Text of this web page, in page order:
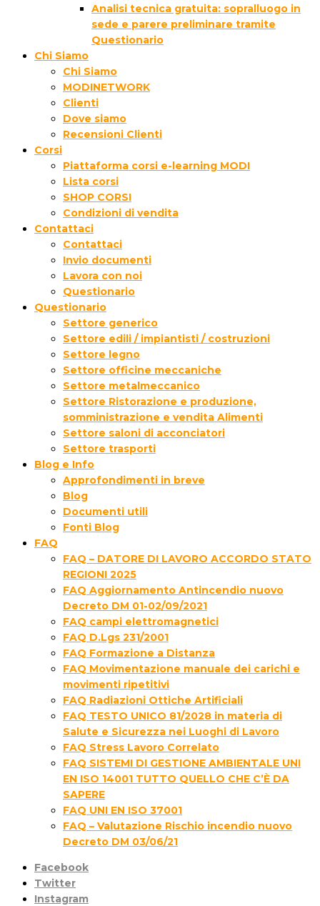
Analisi tecnica gratuita: sopralluogo in
sede e parere preliminare tramite
Questionario
Chi Siamo
Chi Siamo
MODINETWORK
Clienti
Dove siamo
Recensioni Clienti
Corsi
Piattaforma corsi e-learning MODI
Lista corsi
SHOP CORSI
Condizioni di vendita
Contattaci
Contattaci
Invio documenti
Lavora con noi
Questionario
Questionario
Settore generico
Settore edili / impiantisti / costruzioni
Settore legno
Settore officine meccaniche
Settore metalmeccanico
Settore Ristorazione e produzione,
somministrazione e vendita Alimenti
Settore saloni di acconciatori
Settore trasporti
Blog e Info
Approfondimenti in breve
Blog
Documenti utili
Fonti Blog
FAQ
FAQ – DATORE DI LAVORO ACCORDO STATO
REGIONI 2025
FAQ Aggiornamento Antincendio nuovo
Decreto DM 01-02/09/2021
FAQ campi elettromagnetici
FAQ D.Lgs 231/2001
FAQ Formazione a Distanza
FAQ Movimentazione manuale dei carichi e
movimenti ripetitivi
FAQ Radiazioni Ottiche Artificiali
FAQ TESTO UNICO 81/2028 in materia di
Salute e Sicurezza nei Luoghi di Lavoro
FAQ Stress Lavoro Correlato
FAQ SISTEMI DI GESTIONE AMBIENTALE UNI
EN ISO 14001 TUTTO QUELLO CHE C’È DA
SAPERE
FAQ UNI EN ISO 37001
FAQ – Valutazione Rischio incendio nuovo
Decreto DM 03/06/21
Facebook
Twitter
Instagram